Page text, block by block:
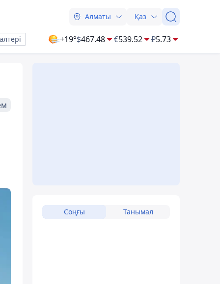
Алматы Қаз
+19°$467.48 €539.52 ₽5.73
Соңғы Танымал